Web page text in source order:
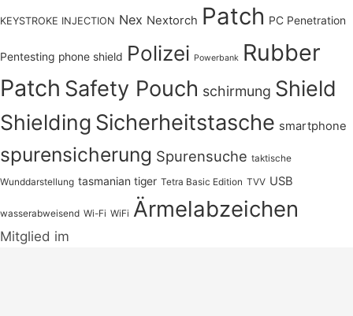
KEYSTROKE INJECTION Nex Nextorch Patch PC Penetration
Pentesting phone shield Polizei Powerbank Rubber
Patch Safety Pouch schirmung Shield
Shielding Sicherheitstasche smartphone
spurensicherung Spurensuche taktische
Wunddarstellung tasmanian tiger Tetra Basic Edition TVV USB
wasserabweisend Wi-Fi WiFi Ärmelabzeichen
Mitglied im